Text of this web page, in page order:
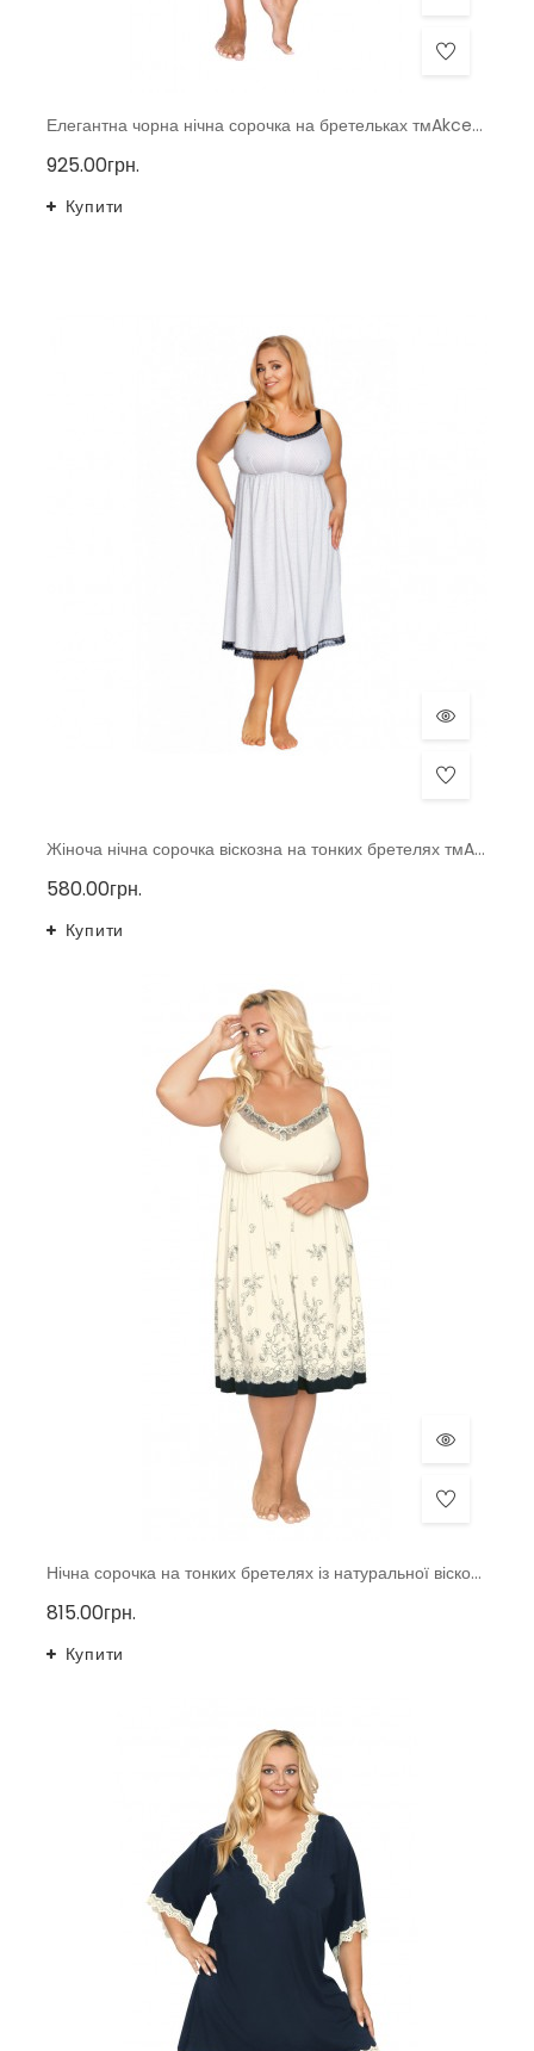
Елегантна чорна нічна сорочка на бретельках тмAkcent, Польща р.40-48
925.00грн.
Купити
Жіноча нічна сорочка віскозна на тонких бретелях тмAkcent, Польща р. 40-48
580.00грн.
Купити
Нічна сорочка на тонких бретелях із натуральної віскозної тканини тмAkcent, Польща р.40-48
815.00грн.
Купити